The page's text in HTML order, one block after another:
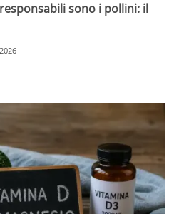
sono i pollini: il